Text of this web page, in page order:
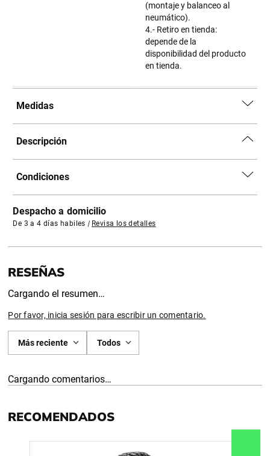
(montaje y balanceo al
neumático).
4.- Retiro en tienda:
depende de la
disponibilidad del producto
en tienda.
Medidas
Descripción
Condiciones
Despacho a domicilio
De 3 a 4 días habiles | Revisa los detalles
Cargando el resumen…
Por favor, inicia sesión para escribir un comentario.
Más reciente Todos
Cargando comentarios…
RECOMENDADOS